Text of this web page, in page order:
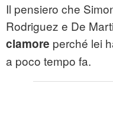
Il pensiero che
Rodriguez e De
clamore perché lei
a poco tempo fa.